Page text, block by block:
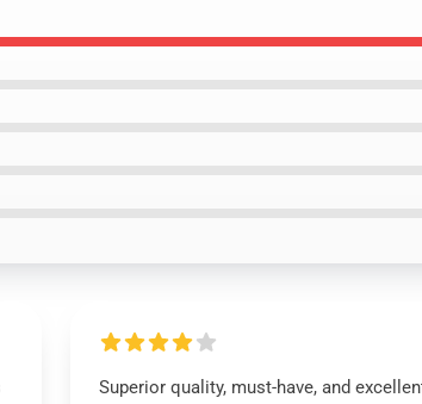
Superior quality, must-have, and